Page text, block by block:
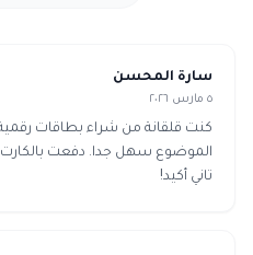
سارة المحسن
٥ مارس ٢٠٢٦
كنت قلقانة من شراء بطاقات
الموضوع سهل جدا. دفعت
تاني أكيد!